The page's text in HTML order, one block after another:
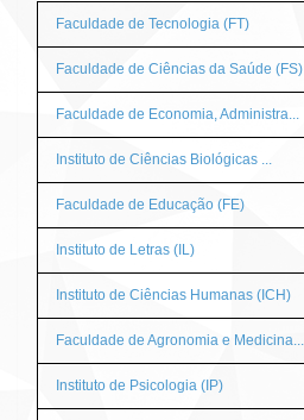
Faculdade de Tecnologia (FT)
Faculdade de Ciências da Saúde (FS)
Faculdade de Economia, Administra...
Instituto de Ciências Biológicas ...
Faculdade de Educação (FE)
Instituto de Letras (IL)
Instituto de Ciências Humanas (ICH)
Faculdade de Agronomia e Medicina...
Instituto de Psicologia (IP)